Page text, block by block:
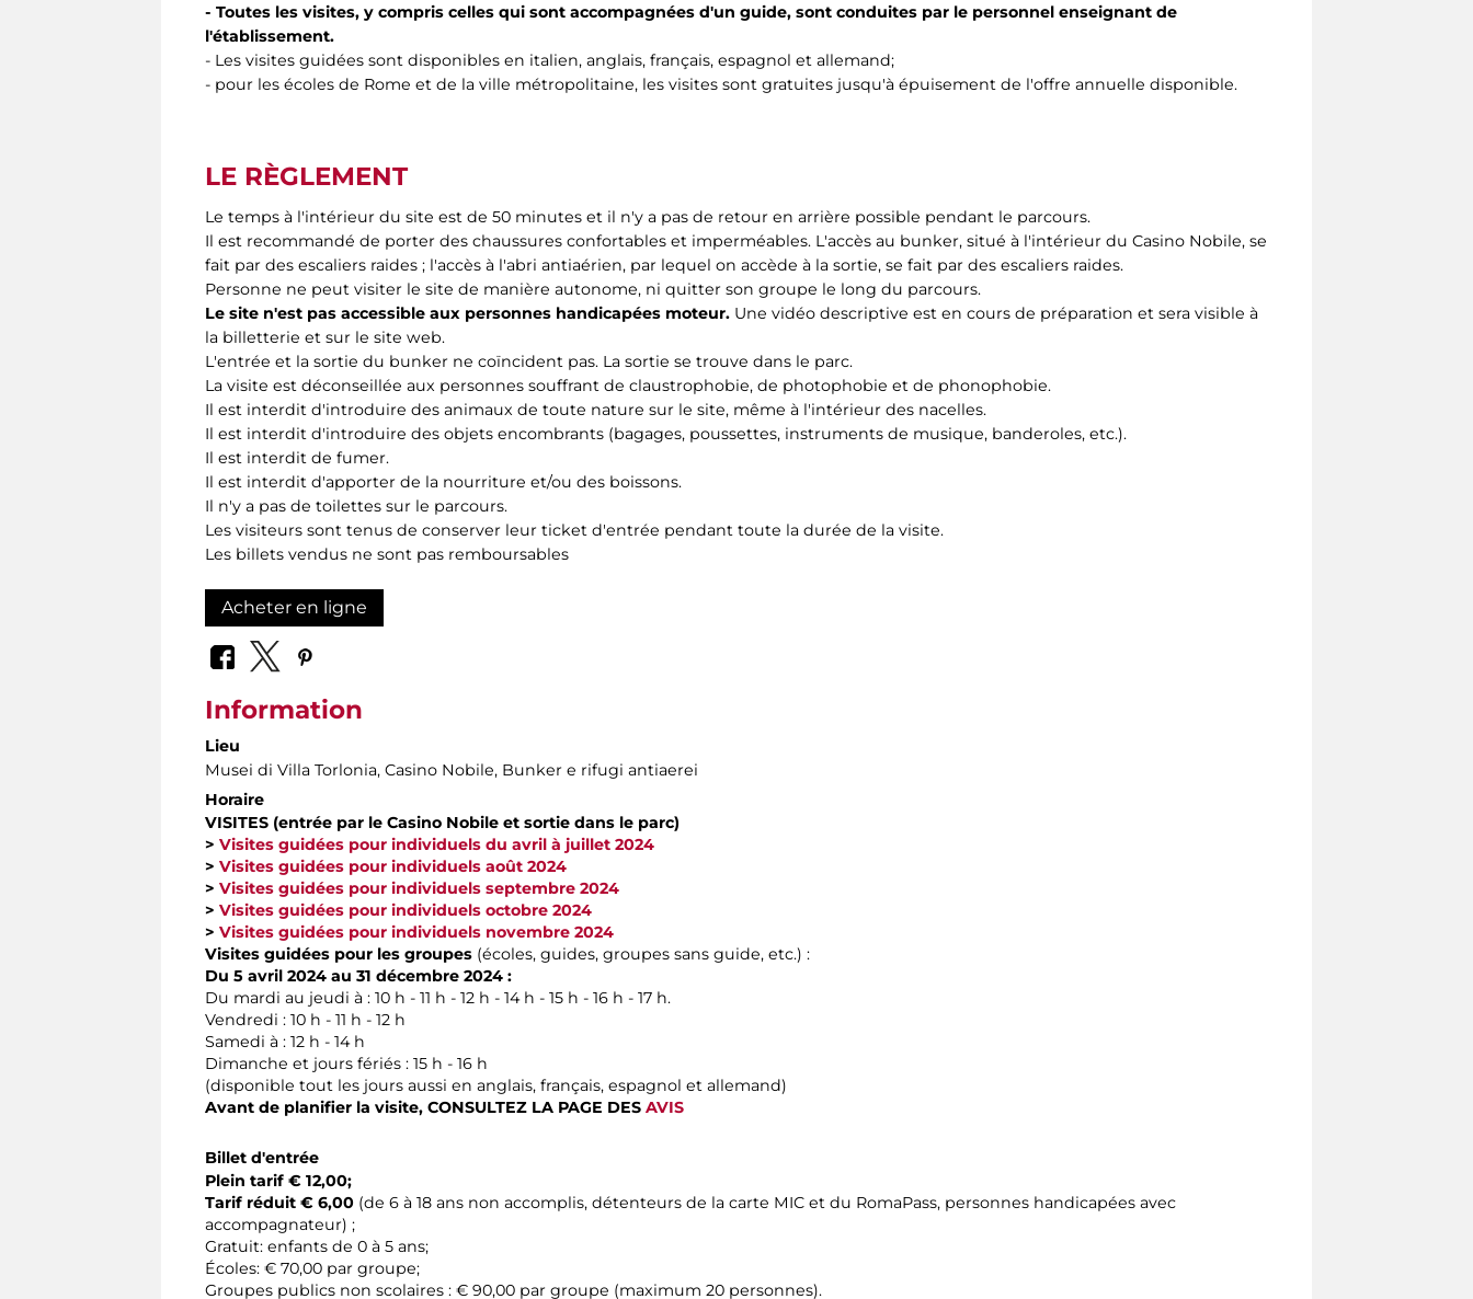
- Toutes les visites, y compris celles qui sont accompagnées d'un guide, sont conduites par le personnel enseignant de
l'établissement.
- Les visites guidées sont disponibles en italien, anglais, français, espagnol et allemand;
- pour les écoles de Rome et de la ville métropolitaine, les visites sont gratuites jusqu'à épuisement de l'offre annuelle disponible.
LE RÈGLEMENT
Le temps à l'intérieur du site est de 50 minutes et il n'y a pas de retour en arrière possible pendant le parcours.
Il est recommandé de porter des chaussures confortables et imperméables. L'accès au bunker, situé à l'intérieur du Casino Nobile, se
fait par des escaliers raides ; l'accès à l'abri antiaérien, par lequel on accède à la sortie, se fait par des escaliers raides.
Personne ne peut visiter le site de manière autonome, ni quitter son groupe le long du parcours.
Le site n'est pas accessible aux personnes handicapées moteur. Une vidéo descriptive est en cours de préparation et sera visible à
la billetterie et sur le site web.
L'entrée et la sortie du bunker ne coïncident pas. La sortie se trouve dans le parc.
La visite est déconseillée aux personnes souffrant de claustrophobie, de photophobie et de phonophobie.
Il est interdit d'introduire des animaux de toute nature sur le site, même à l'intérieur des nacelles.
Il est interdit d'introduire des objets encombrants (bagages, poussettes, instruments de musique, banderoles, etc.).
Il est interdit de fumer.
Il est interdit d'apporter de la nourriture et/ou des boissons.
Il n'y a pas de toilettes sur le parcours.
Les visiteurs sont tenus de conserver leur ticket d'entrée pendant toute la durée de la visite.
Les billets vendus ne sont pas remboursables
Acheter en ligne
Information
Lieu
Musei di Villa Torlonia, Casino Nobile, Bunker e rifugi antiaerei
Horaire
VISITES (entrée par le Casino Nobile et sortie dans le parc)
> Visites guidées pour individuels du avril à juillet 2024
> Visites guidées pour individuels août 2024
> Visites guidées pour individuels septembre 2024
> Visites guidées pour individuels octobre 2024
> Visites guidées pour individuels novembre 2024
Visites guidées pour les groupes (écoles, guides, groupes sans guide, etc.) :
Du 5 avril 2024 au 31 décembre 2024 :
Du mardi au jeudi à : 10 h - 11 h - 12 h - 14 h - 15 h - 16 h - 17 h.
Vendredi : 10 h - 11 h - 12 h
Samedi à : 12 h - 14 h
Dimanche et jours fériés : 15 h - 16 h
(disponible tout les jours aussi en anglais, français, espagnol et allemand)
Avant de planifier la visite, CONSULTEZ LA PAGE DES AVIS
Billet d'entrée
Plein tarif € 12,00;
Tarif réduit € 6,00 (de 6 à 18 ans non accomplis, détenteurs de la carte MIC et du RomaPass, personnes handicapées avec
accompagnateur) ;
Gratuit: enfants de 0 à 5 ans;
Écoles: € 70,00 par groupe;
Groupes publics non scolaires : € 90,00 par groupe (maximum 20 personnes).